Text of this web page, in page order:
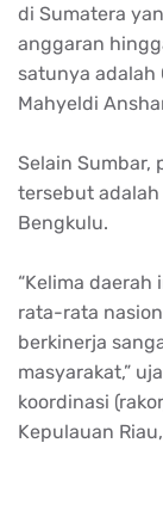
di Sumatera
anggaran
satunya adalah
Mahyeldi
Selain Sumbar,
tersebut adalah
Bengkulu.
“Kelima
rata-rata
berkinerja
masyarakat,”
koordinasi
Kepulauan